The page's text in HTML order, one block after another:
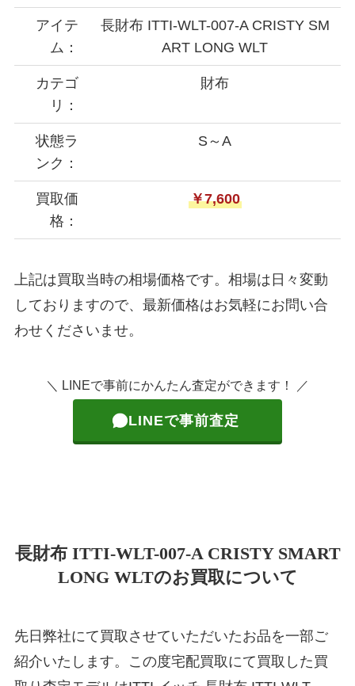
アイテ
ム：
長財布 ITTI-WLT-007-A CRISTY SM
ART LONG WLT
カテゴ
リ：
財布
状態ラ
ンク：
S～A
買取価
格：
￥7,600
上記は買取当時の相場価格です。相場は日々変動
しておりますので、最新価格はお気軽にお問い合
わせくださいませ。
＼ LINEで事前にかんたん査定ができます！ ／
LINEで事前査定
長財布 ITTI-WLT-007-A CRISTY SMART
LONG WLTのお買取について
先日弊社にて買取させていただいたお品を一部ご
紹介いたします。この度宅配買取にて買取した買